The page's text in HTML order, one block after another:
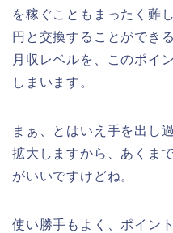
を稼ぐこともまったく難
円と交換することができ
月収レベルを、このポイ
しまいます。
まぁ、とはいえ手を出し
拡大しますから、あくま
がいいですけどね。
使い勝手もよく、ポイン